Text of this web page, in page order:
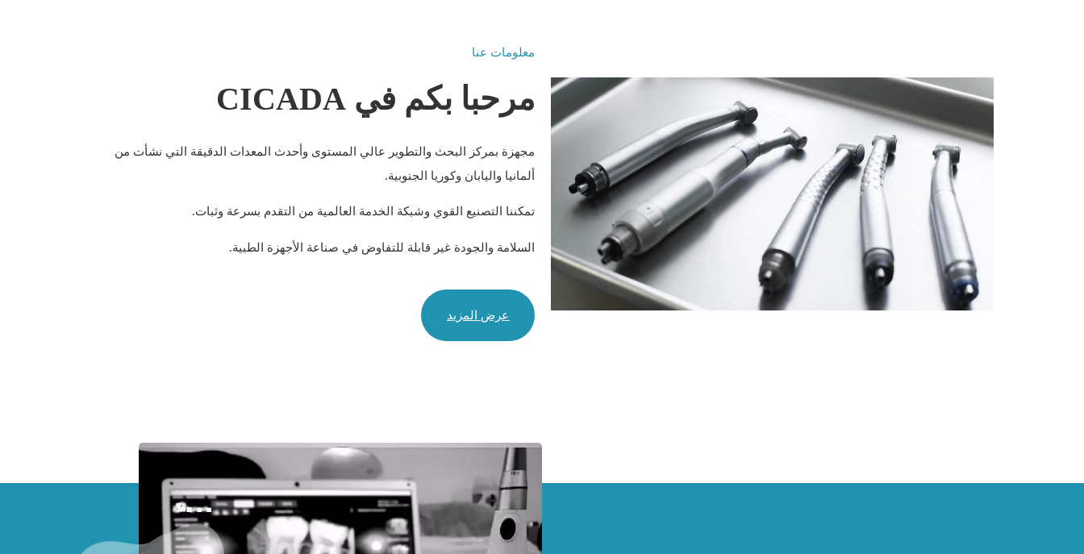
معلومات عنا
مرحبا بكم في CICADA
مجهزة بمركز البحث والتطوير عالي المستوى وأحدث المعدات الدقيقة التي نشأت من
ألمانيا واليابان وكوريا الجنوبية.
تمكننا التصنيع القوي وشبكة الخدمة العالمية من التقدم بسرعة وثبات.
السلامة والجودة غير قابلة للتفاوض في صناعة الأجهزة الطبية.
عرض المزيد